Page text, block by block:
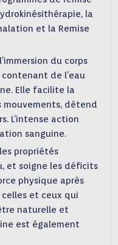
la
et la Remise
du corps
de l’eau
Elle facilite la
détend
L’intense action
sanguine.
propriétés
et soigne les déficits
physique après
et ceux qui
naturelle et
est également